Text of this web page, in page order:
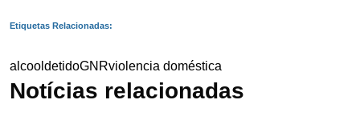
Etiquetas Relacionadas:
alcool detidoGNRviolencia doméstica
Notícias relacionadas